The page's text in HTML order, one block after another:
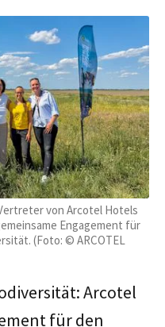
von Arcotel Hotels
Engagement für
(Foto: © ARCOTEL
Arcotel
für den